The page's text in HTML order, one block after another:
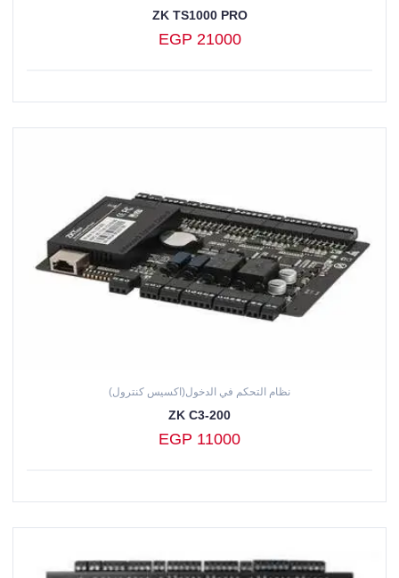
ZK TS1000 PRO
EGP 21000
نظام التحكم في الدخول(اكسيس كنترول)
ZK C3-200
EGP 11000